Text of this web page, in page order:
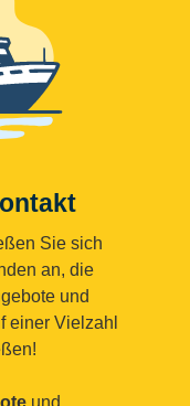
Sie sich
an, die
und
einer Vielzahl
und